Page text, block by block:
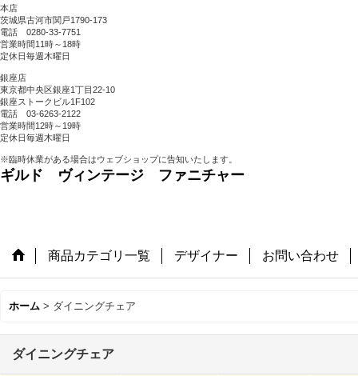
本店
茨城県古河市関戸1790-173
電話 0280-33-7751
営業時間11時～18時
定休日毎週木曜日
銀座店
東京都中央区銀座1丁目22-10
銀座ストークビル1F102
電話 03-6263-2122
営業時間12時～19時
定休日毎週木曜日
※臨時休業がある場合はウェブショップに告知いたします。
ギルド ヴィンテージ ファニチャー
商品カテゴリ一覧 デザイナー お問い合わせ
ホーム > ダイニングチェア
ダイニングチェア